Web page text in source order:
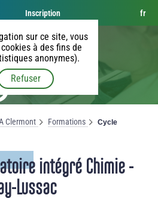
sur ce site, vous
à des fins de
anonymes).
Refuser
Inscription fr
Clermont Formations
Cycle
intégré Chimie -
Lussac